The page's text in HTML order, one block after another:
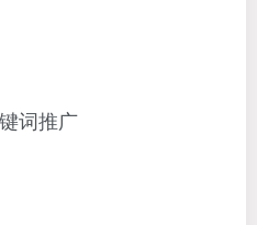
词推广